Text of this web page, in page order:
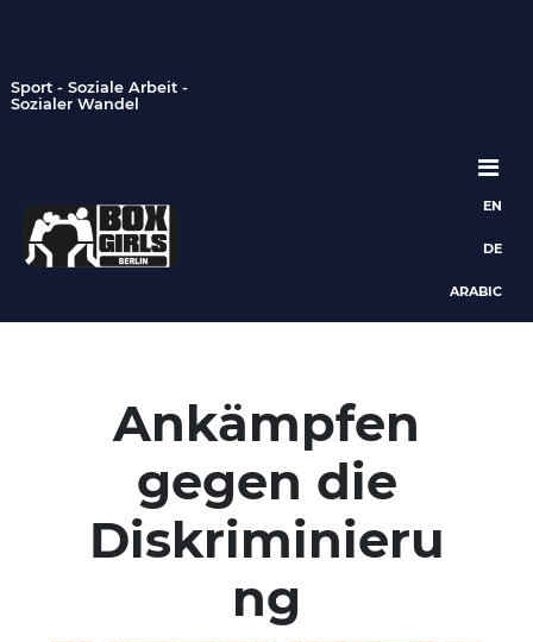
Sport - Soziale Arbeit -
Sozialer Wandel
Hauptnavigation
EN
DE
ARABIC
Ankämpfen
gegen die
Diskriminieru
ng